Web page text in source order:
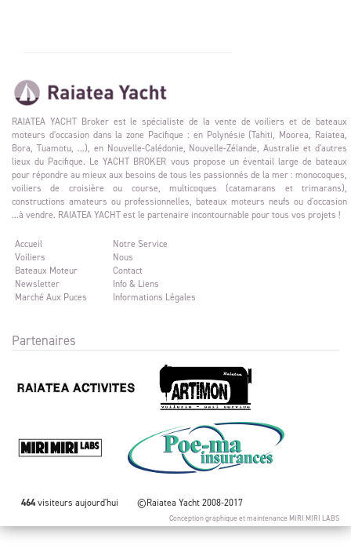
RAIATEA YACHT Broker est le spécialiste de la vente de voiliers et de bateaux
moteurs d'occasion dans la zone Pacifique : en Polynésie (Tahiti, Moorea, Raiatea,
Bora, Tuamotu, ...), en Nouvelle-Calédonie, Nouvelle-Zélande, Australie et d'autres
lieux du Pacifique. Le YACHT BROKER vous propose un éventail large de bateaux
pour répondre au mieux aux besoins de tous les passionnés de la mer : monocoques,
voiliers de croisière ou course, multicoques (catamarans et trimarans),
constructions amateurs ou professionnelles, bateaux moteurs neufs ou d'occasion
...à vendre. RAIATEA YACHT est le partenaire incontournable pour tous vos projets !
Accueil
Voiliers
Bateaux Moteur
Newsletter
Marché Aux Puces
Notre Service
Nous
Contact
Info & Liens
Informations Légales
Partenaires
464visiteurs aujourd'hui ©Raiatea Yacht 2008-2017
Conception graphique et maintenance MIRI MIRI LABS